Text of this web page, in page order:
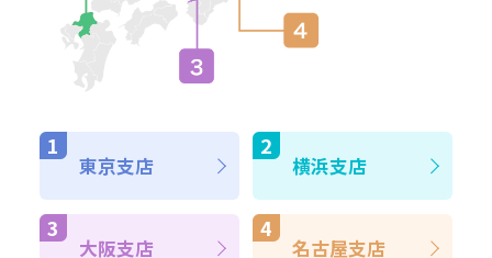
東京支店 横浜支店
大阪支店 名古屋支店